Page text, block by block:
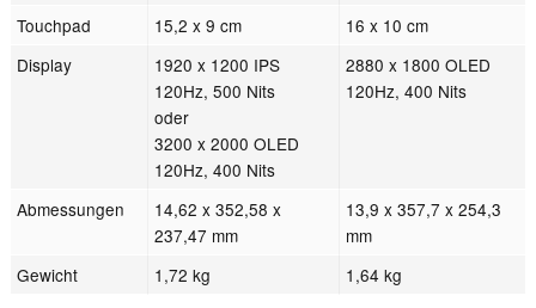
Touchpad
15,2 x 9 cm
16 x 10 cm
Display
1920 x 1200 IPS
120Hz, 500 Nits
oder
3200 x 2000 OLED
120Hz, 400 Nits
2880 x 1800 OLED
120Hz, 400 Nits
Abmessungen
14,62 x 352,58 x
237,47 mm
13,9 x 357,7 x 254,3
mm
Gewicht
1,72 kg 1,64 kg